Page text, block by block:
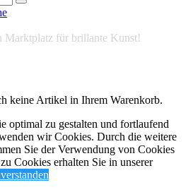
Marktplatz für brillante Kunst!
keine Artikel in Ihrem Warenkorb.
optimal zu gestalten und fortlaufend
wir Cookies. Durch die weitere
Sie der Verwendung von Cookies
Cookies erhalten Sie in unserer